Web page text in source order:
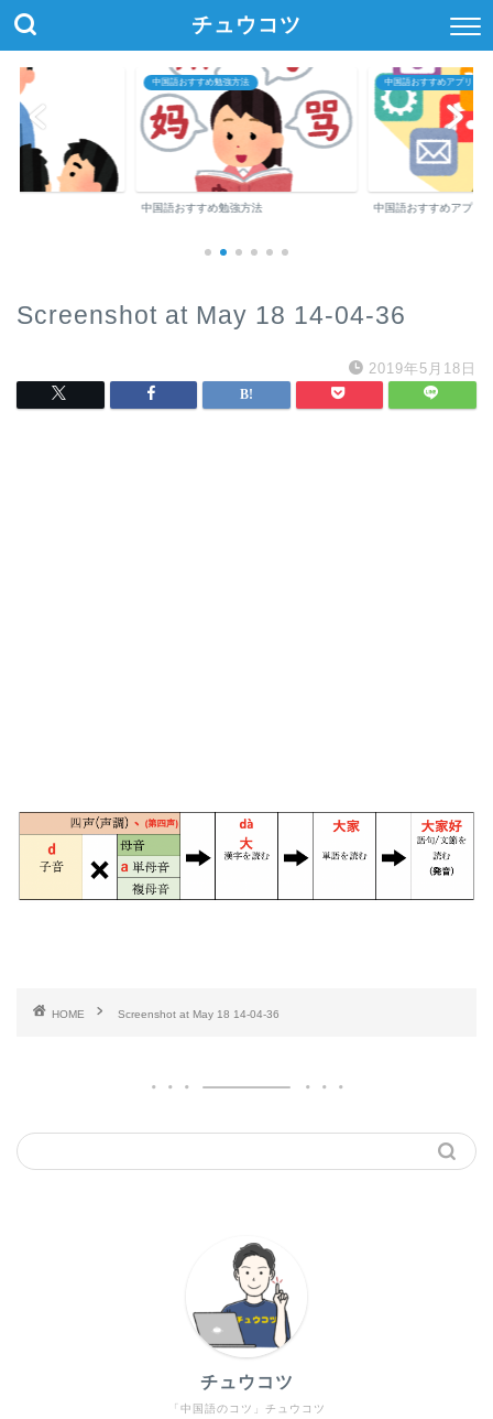
チュウコツ
中国語おすすめ勉強方法
中国語おすすめ勉強方法
中国語おすすめアプリ・参
中国語おすすめアプリ
Screenshot at May 18 14-04-36
2019年5月18日
HOME Screenshot at May 18 14-04-36
「中国語のコツ」チュウコツ
チュウコツ